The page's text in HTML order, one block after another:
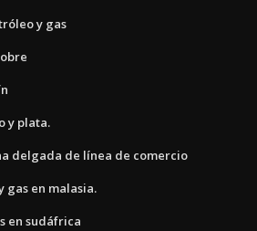
y gas
y plata.
delgada de línea de comercio
gas en malasia.
en sudáfrica